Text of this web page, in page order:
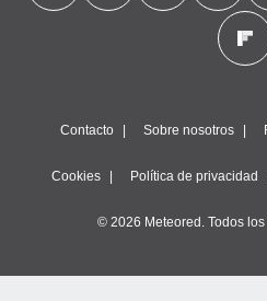
Contacto Sobre nosotros
Cookies Política de privacidad
© 2026 Meteored. Todos